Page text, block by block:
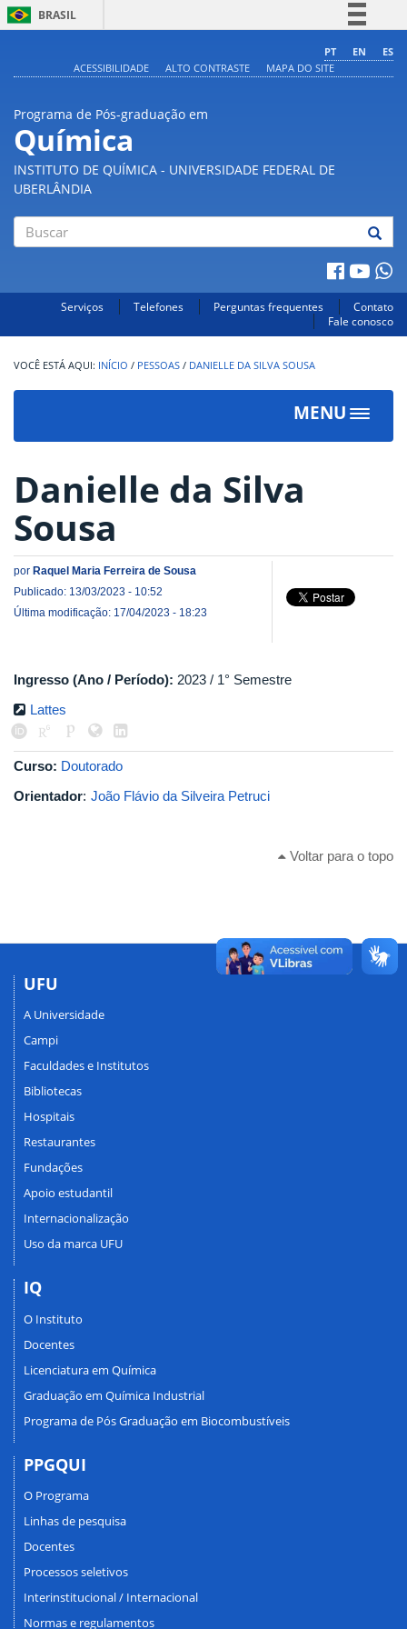
BRASIL
Comunica BR
PT EN
ES
ACESSIBILIDADE
ALTO CONTRASTE MAPA DO SITE
Programa de Pós-graduação em
Química
INSTITUTO DE QUÍMICA - UNIVERSIDADE FEDERAL DE
UBERLÂNDIA
Serviços Telefones Perguntas frequentes
Contato
Fale conosco
INÍCIO / PESSOAS / DANIELLE DA SILVA SOUSA
MENU
Toggle
Danielle da Silva
Sousa
por Raquel Maria Ferreira de Sousa
Publicado: 13/03/2023 - 10:52
Última modificação: 17/04/2023 - 18:23
Ingresso (Ano / Período): 2023 / 1° Semestre
Lattes
Curso: Doutorado
Orientador: João Flávio da Silveira Petruci
Voltar para o topo
UFU
A Universidade
Campi
Faculdades e Institutos
Bibliotecas
Hospitais
Restaurantes
Fundações
Apoio estudantil
Internacionalização
Uso da marca UFU
IQ
O Instituto
Docentes
Licenciatura em Química
Graduação em Química Industrial
Programa de Pós Graduação em Biocombustíveis
PPGQUI
O Programa
Linhas de pesquisa
Docentes
Processos seletivos
Interinstitucional / Internacional
Normas e regulamentos